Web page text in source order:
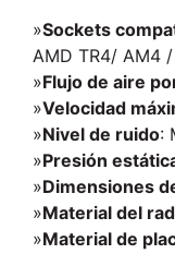
»Sockets
AMD TR4/ AM4
»Flujo de aire
»Velocidad
»Nivel de ruido:
»Presión
»Dimensiones
»Material del
»Material de